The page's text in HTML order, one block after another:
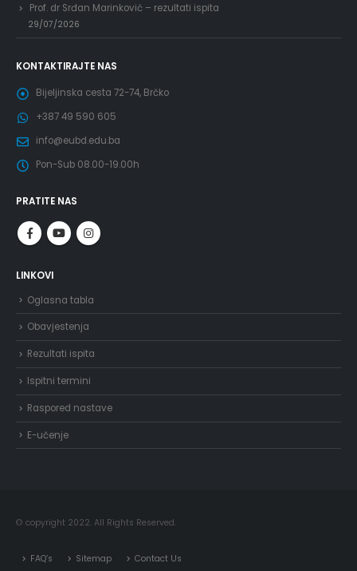
Prof. dr Srđan Marinković – rezultati ispita
29/07/2026
KONTAKTIRAJTE NAS
Bijeljinska cesta 72-74, Brčko
+387 49 590 605
info@eubd.edu.ba
Pon-Sub 08.00-19.00h
PRATITE NAS
LINKOVI
Oglasna tabla
Obavjestenja
Rezultati ispita
Ispitni termini
Raspored nastave
E-učenje
© copyright 2022. All Rights Reserved.
FAQ’s Sitemap Contact Us